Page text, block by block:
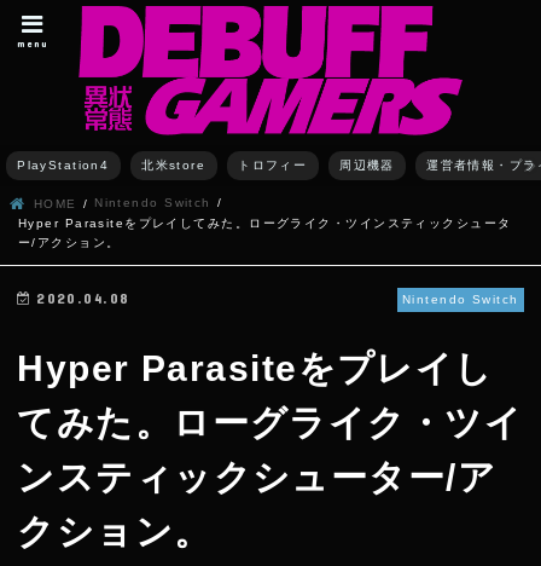
menu
PlayStation4 北米store トロフィー 周辺機器 運営者情報・プ
HOME
Nintendo Switch
Hyper Parasiteをプレイしてみた。ローグライク・ツインスティックシュータ
ー/アクション。
Nintendo Switch
2020.04.08
Hyper Parasiteをプレイし
てみた。ローグライク・ツイ
ンスティックシューター/ア
クション。